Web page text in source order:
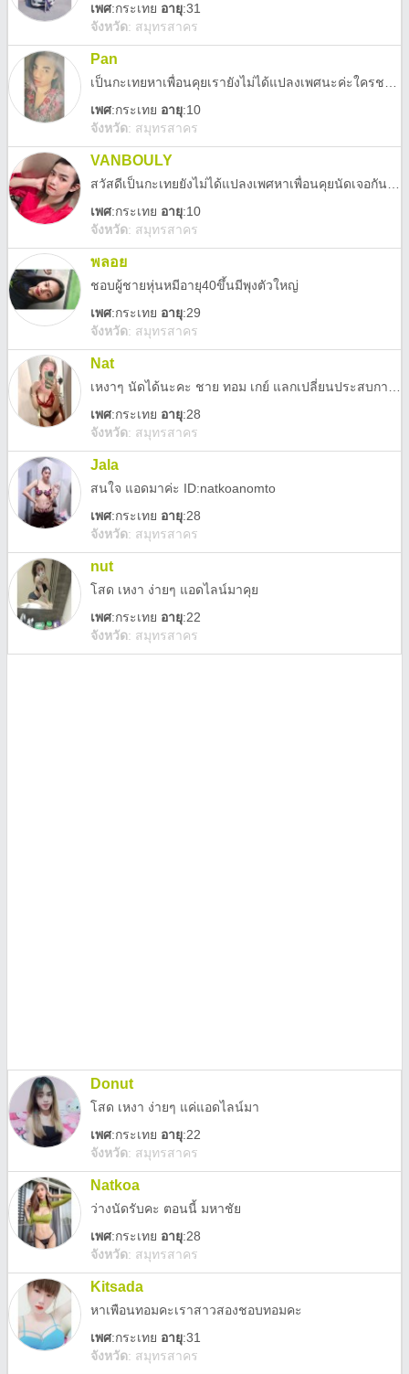
เพศ:กระเทย อายุ:31
จังหวัด: สมุทรสาคร
Pan
เพศ:กระเทย อายุ:10
จังหวัด: สมุทรสาคร
VANBOULY
เพศ:กระเทย อายุ:10
จังหวัด: สมุทรสาคร
พลอย
ชอบผู้ชายหุ่นหมีอายุ40ขึ้นมีพุงตัวใหญ่
เพศ:กระเทย อายุ:29
จังหวัด: สมุทรสาคร
Nat
เพศ:กระเทย อายุ:28
จังหวัด: สมุทรสาคร
Jala
สนใจ แอดมาค่ะ ID:natkoanomto
เพศ:กระเทย อายุ:28
จังหวัด: สมุทรสาคร
nut
โสด เหงา ง่ายๆ แอดไลน์มาคุย
เพศ:กระเทย อายุ:22
จังหวัด: สมุทรสาคร
Donut
โสด เหงา ง่ายๆ แค่แอดไลน์มา
เพศ:กระเทย อายุ:22
จังหวัด: สมุทรสาคร
Natkoa
ว่างนัดรับคะ ตอนนี้ มหาชัย
เพศ:กระเทย อายุ:28
จังหวัด: สมุทรสาคร
Kitsada
หาเพือนทอมคะเราสาวสองชอบทอมคะ
เพศ:กระเทย อายุ:31
จังหวัด: สมุทรสาคร